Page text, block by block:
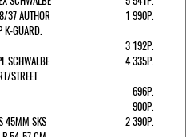
AUTHOR
1 990Р.
GUARD.
3 192Р.
SCHWALBE
4 335Р.
STREET
696Р.
900Р.
SKS
2 390Р.